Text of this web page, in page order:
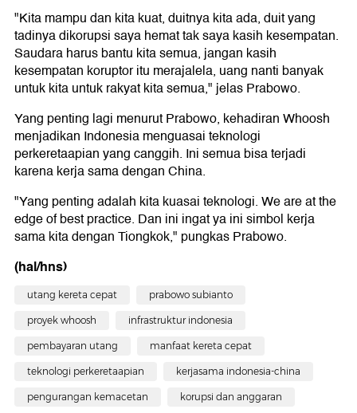
"Kita mampu dan kita kuat, duitnya kita ada, duit yang
tadinya dikorupsi saya hemat tak saya kasih kesempatan.
Saudara harus bantu kita semua, jangan kasih
kesempatan koruptor itu merajalela, uang nanti banyak
untuk kita untuk rakyat kita semua," jelas Prabowo.
Yang penting lagi menurut Prabowo, kehadiran Whoosh
menjadikan Indonesia menguasai teknologi
perkeretaapian yang canggih. Ini semua bisa terjadi
karena kerja sama dengan China.
"Yang penting adalah kita kuasai teknologi. We are at the
edge of best practice. Dan ini ingat ya ini simbol kerja
sama kita dengan Tiongkok," pungkas Prabowo.
(hal/hns)
utang kereta cepat prabowo subianto
proyek whoosh infrastruktur indonesia
pembayaran utang manfaat kereta cepat
teknologi perkeretaapian kerjasama indonesia-china
pengurangan kemacetan korupsi dan anggaran